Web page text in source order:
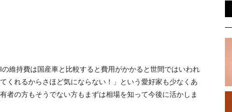
維持費は国産車と比較すると費用がかかると世間ではいわれ
くれるからさほど気にならない！」という愛好家も少なくあ
者の方もそうでない方もまずは相場を知って今後に活かしま